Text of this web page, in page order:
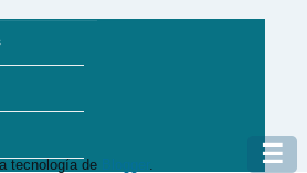
☰
tecnología de .